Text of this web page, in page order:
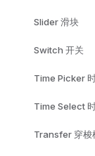
Slider 滑块
Switch 开关
Time Picker
Time Select
Transfer 穿梭
默认的
使用